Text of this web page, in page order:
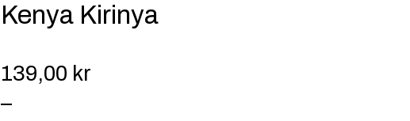
Kenya Kirinya
139,00 kr
–